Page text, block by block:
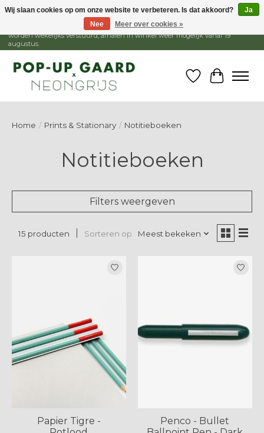
1 - 15 augustus is de winkel gesloten, webshop blijft open. Bestellingen
worden wekelijks verstuurd, afhalen in winkel weer mogelijk vanaf 19
augustus.
Verlanglijst
Home / Prints & Stationary / Notitieboeken
Notitieboeken
Filters weergeven
15 producten Sorteren op Meest bekeken
Papier Tigre -
Penco - Bullet
Wij slaan cookies op om onze website te verbeteren. Is dat akkoord?
Ja
Nee
Meer over cookies »